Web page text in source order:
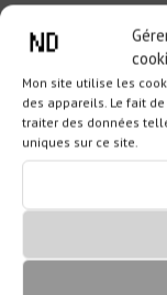
Mon site utilise les
des appareils. Le fait
traiter des données
uniques sur ce site.